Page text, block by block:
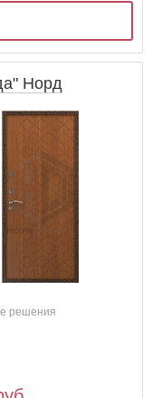
Норд
решения